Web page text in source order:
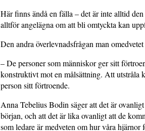
Här finns ändå en fälla – det är inte alltid
alltför angelägna om att bli omtyckta kan
Den andra överlevnadsfrågan man
– De personer som människor ger sitt
konstruktivt mot en målsättning. Att utstråla
person sitt förtroende.
Anna Tebelius Bodin säger att det är
början, och att det är lika ovanligt att de
som ledare är medveten om hur våra hjärnor